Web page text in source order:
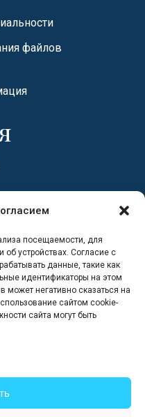
посещаемости, для
устройствах. Согласие с
данные, такие как
идентификаторы на этом
может негативно сказаться на
сайтом cookie-
сайта могут быть
файлов